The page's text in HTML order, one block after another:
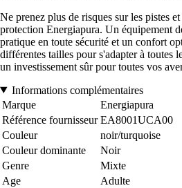
Ne prenez plus de risques sur les pistes
protection Energiapura. Un équipement
pratique en toute sécurité et un confort
différentes tailles pour s'adapter à toutes
un investissement sûr pour toutes vos
Informations complémentaires
Marque
Energiapura
Référence fournisseur EA8001UCA00
Couleur
noir/turquoise
Couleur dominante
Noir
Genre
Mixte
Age
Adulte